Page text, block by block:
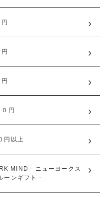
円
円以上
MIND - ニューヨークス
ーンギフト -